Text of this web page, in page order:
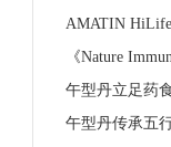
AMATIN
《Nature
午型丹立足药
午型丹传承五